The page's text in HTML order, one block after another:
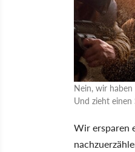
Nein, wir
Und zieht einen
Wir ersparen